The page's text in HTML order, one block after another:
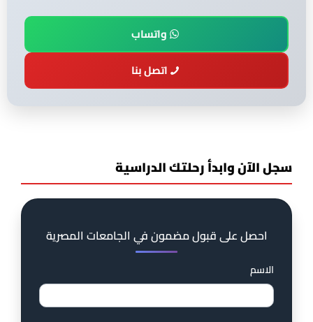
واتساب
اتصل بنا
سجل الآن وابدأ رحلتك الدراسية
احصل على قبول مضمون في الجامعات المصرية
الاسم